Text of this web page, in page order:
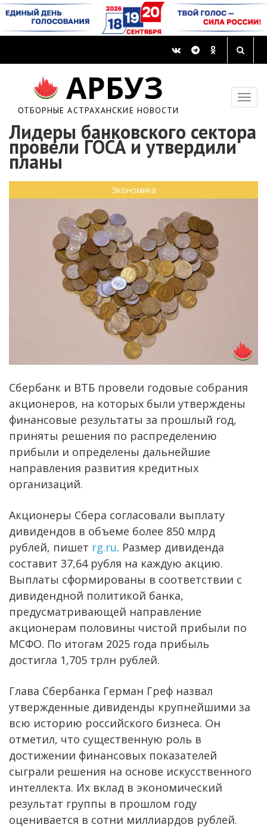
АРБУЗ
ОТБОРНЫЕ АСТРАХАНСКИЕ НОВОСТИ
Лидеры банковского сектора
провели ГОСА и утвердили
планы
Экономика
Сбербанк и ВТБ провели годовые собрания
акционеров, на которых были утверждены
финансовые результаты за прошлый год,
приняты решения по распределению
прибыли и определены дальнейшие
направления развития кредитных
организаций.
Акционеры Сбера согласовали выплату
дивидендов в объеме более 850 млрд
рублей, пишет rg.ru. Размер дивиденда
составит 37,64 рубля на каждую акцию.
Выплаты сформированы в соответствии с
дивидендной политикой банка,
предусматривающей направление
акционерам половины чистой прибыли по
МСФО. По итогам 2025 года прибыль
достигла 1,705 трлн рублей.
Глава Сбербанка Герман Греф назвал
утвержденные дивиденды крупнейшими за
всю историю российского бизнеса. Он
отметил, что существенную роль в
достижении финансовых показателей
сыграли решения на основе искусственного
интеллекта. Их вклад в экономический
результат группы в прошлом году
оценивается в сотни миллиардов рублей.